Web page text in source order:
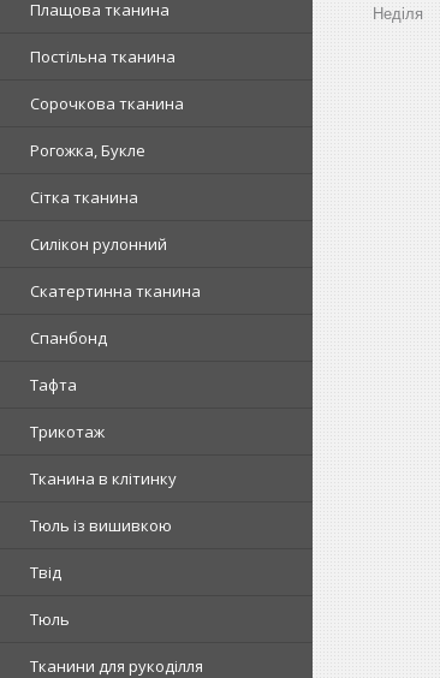
Плащова тканина
Постільна тканина
Сорочкова тканина
Рогожка, Букле
Сітка тканина
Силікон рулонний
Скатертинна тканина
Спанбонд
Тафта
Трикотаж
Тканина в клітинку
Тюль із вишивкою
Твід
Тюль
Тканини для рукоділля
Неділя